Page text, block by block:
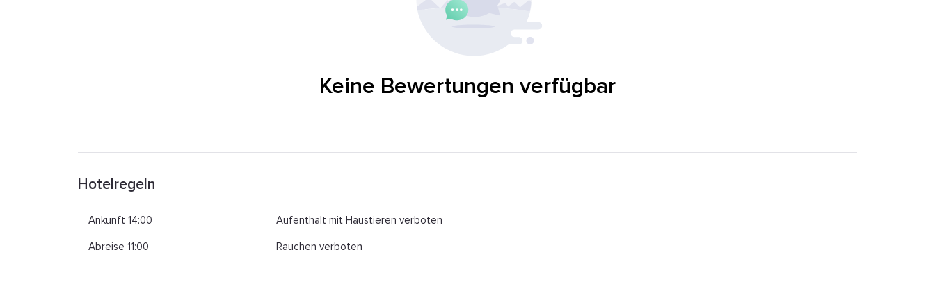
Keine Bewertungen verfügbar
Hotelregeln
Ankunft 14:00
Abreise 11:00
Aufenthalt mit Haustieren verboten
Rauchen verboten